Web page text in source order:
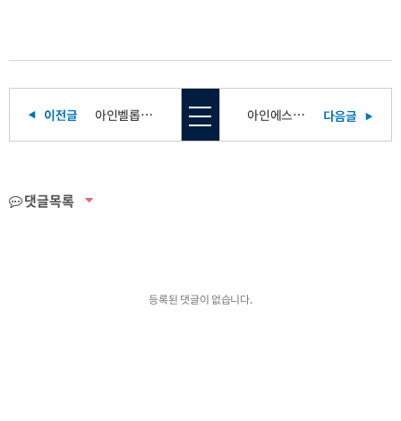
아인벨롭 콘테스트 개최 (푸꾸옥편) 아인에스 2회연속 "경영혁신형 중소기업(Main-Biz)" 선정!
댓글목록
등록된 댓글이 없습니다.